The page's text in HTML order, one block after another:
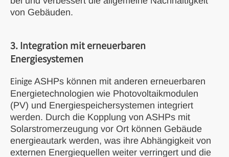
von Gebäuden.
3. Integration mit erneuerbaren
Energiesystemen
Einige ASHPs können mit anderen erneuerbaren
Energietechnologien wie Photovoltaikmodulen
(PV) und Energiespeichersystemen integriert
werden. Durch die Kopplung von ASHPs mit
Solarstromerzeugung vor Ort können Gebäude
energieautark werden, was ihre Abhängigkeit von
externen Energiequellen weiter verringert und die